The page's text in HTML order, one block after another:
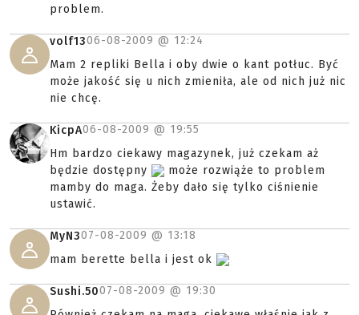
problem.
volf1306-08-2009 @ 12:24
Mam 2 repliki Bella i oby dwie o kant potłuc. Być
może jakość się u nich zmieniła, ale od nich już nic
nie chcę.
KicpA06-08-2009 @ 19:55
Hm bardzo ciekawy magazynek, już czekam aż
będzie dostępny
może rozwiąże to problem
mamby do maga. Żeby dało się tylko ciśnienie
ustawić.
MyN307-08-2009 @ 13:18
mam berette bella i jest ok
Sushi.5007-08-2009 @ 19:30